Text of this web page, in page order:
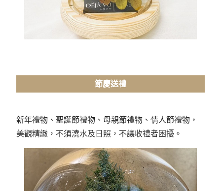
節慶送禮
新年禮物 、 聖誕節禮物 、 母親節禮物 、 情人節禮物，
美觀精緻，不須澆水及日照，不讓收禮者困擾。